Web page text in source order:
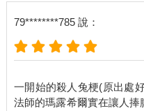
79********785 說：
一開始的殺人兔梗(原出處
法師的瑪露希爾實在讓人